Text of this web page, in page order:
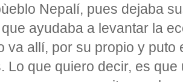
Nepalí, pues dejaba
ayudaba a levantar la
va allí, por su propio y
Lo que quiero decir, es